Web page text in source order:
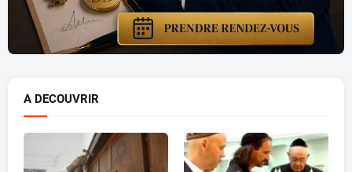
A DECOUVRIR